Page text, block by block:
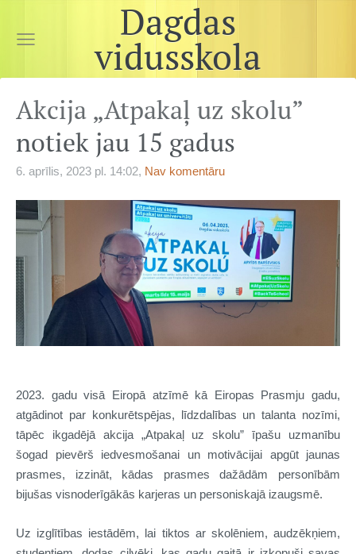
Dagdas
vidusskola
Akcija „Atpakaļ uz skolu”
notiek jau 15 gadus
6. aprīlis, 2023 pl. 14:02, Nav komentāru
2023. gadu visā Eiropā atzīmē kā Eiropas Prasmju gadu,
atgādinot par konkurētspējas, līdzdalības un talanta nozīmi,
tāpēc ikgadējā akcija „Atpakaļ uz skolu” īpašu uzmanību
šogad pievērš iedvesmošanai un motivācijai apgūt jaunas
prasmes, izzināt, kādas prasmes dažādām personībām
bijušas visnoderīgākās karjeras un personiskajā izaugsmē.
Uz izglītības iestādēm, lai tiktos ar skolēniem, audzēkņiem,